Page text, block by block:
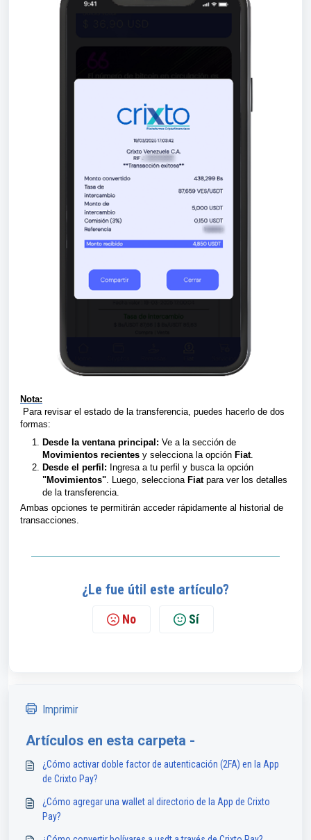
Nota:
Para revisar el estado de la transferencia, puedes hacerlo de dos
formas:
Desde la ventana principal: Ve a la sección de
Movimientos recientes y selecciona la opción Fiat.
Desde el perfil: Ingresa a tu perfil y busca la opción
"Movimientos". Luego, selecciona Fiatpara ver los detalles
de la transferencia.
Ambas opciones te permitirán acceder rápidamente al historial de
transacciones.
¿Le fue útil este artículo?
No Sí
Imprimir
Artículos en esta carpeta -
¿Cómo activar doble factor de autenticación (2FA) en la App
de Crixto Pay?
¿Cómo agregar una wallet al directorio de la App de Crixto
Pay?